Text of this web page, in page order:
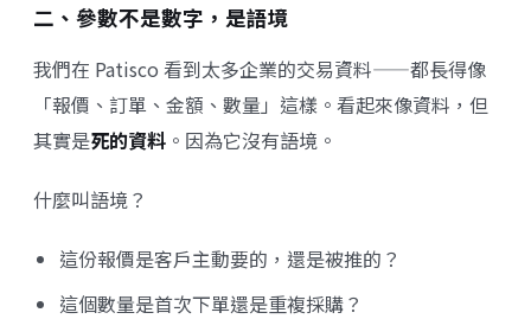
二、參數不是數字，是語境
我們在 Patisco 看到太多企業的交易資料——都長得像
「報價、訂單、金額、數量」這樣。看起來像資料，但
其實是死的資料 。因為它沒有語境。
什麼叫語境？
這份報價是客戶主動要的，還是被推的？
這個數量是首次下單還是重複採購？